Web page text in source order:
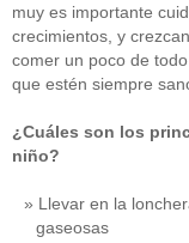
muy es importante
crecimientos, y
comer un poco de
que estén siempre
¿Cuáles son los
niño?
Llevar en la
gaseosas